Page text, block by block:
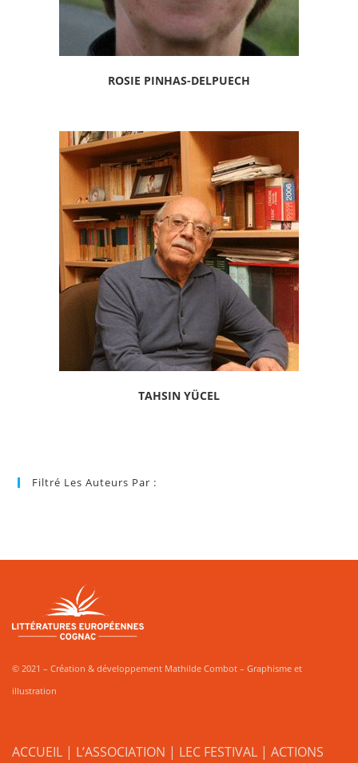
ROSIE PINHAS-DELPUECH
TAHSIN YÜCEL
Filtré Les Auteurs Par :
© 2021 – Création & développement Mathilde Combot – Graphisme et
illustration
ACCUEIL | L’ASSOCIATION | LEC FESTIVAL | ACTIONS